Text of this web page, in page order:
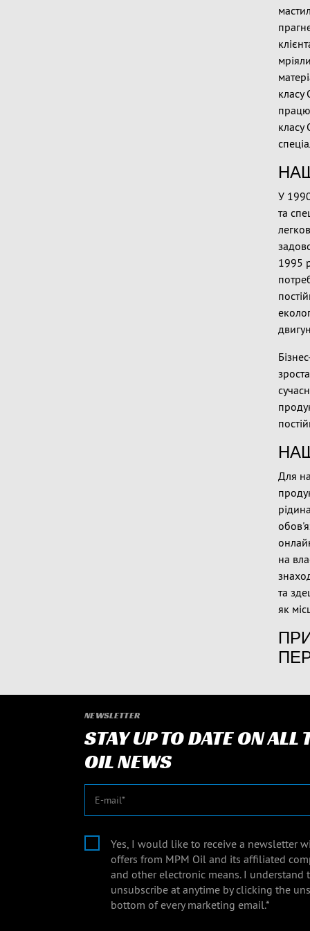
класу
У
та
1995
Для
на
та
як
NEWSLETTER
STAY UP TO DATE ON ALL
OIL NEWS
E-mail
Yes, I would like to receive a newsletter
offers from MPM Oil and its affiliated
and other electronic means. I understand
unsubscribe at anytime by clicking the
bottom of every marketing email.*